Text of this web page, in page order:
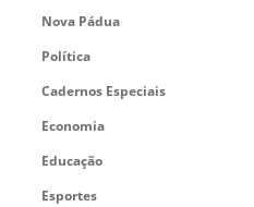
Nova Pádua
Política
Cadernos Especiais
Economia
Educação
Esportes